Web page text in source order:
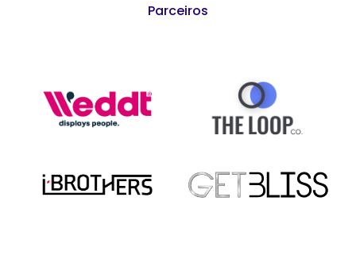
Parceiros